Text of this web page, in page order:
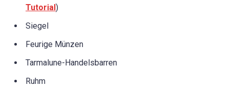
Tutorial)
Siegel
Feurige Münzen
Tarmalune-Handelsbarren
Ruhm